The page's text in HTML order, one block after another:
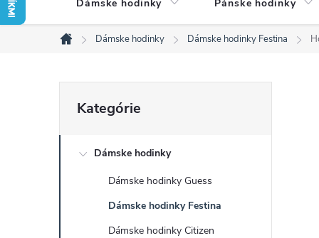
Dámske hodinky Pánske hodinky
Domov
Dámske hodinky Dámske hodinky Festina
o
kategórie
Kategórie
Dámske hodinky
Dámske hodinky Guess
Dámske hodinky Festina
Dámske hodinky Citizen